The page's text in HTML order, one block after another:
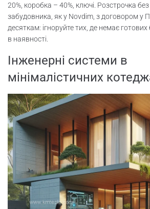
20%, коробка – 40%, ключі. Розстрочка без
забудовника, як у Novdim, з договором у
десяткам: ігноруйте тих, де немає
в наявності.
Інженерні системи в
мінімалістичних